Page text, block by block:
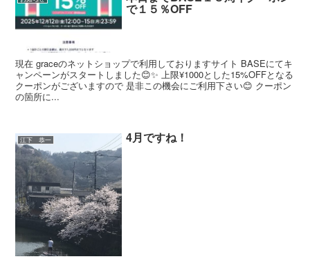
で１５％OFF
現在 graceのネットショップで利用しておりますサイト BASEにてキ
ャンペーンがスタートしました😊✨ 上限¥1000とした15%OFFとなる
クーポンがございますので 是非この機会にご利用下さい😊 クーポン
の箇所に...
江下 恭一 4月ですね！